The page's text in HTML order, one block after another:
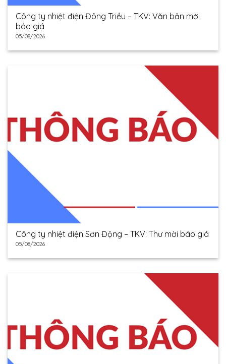
Công ty nhiệt điện Đông Triều – TKV: Văn bản mời
báo giá
05/08/2026
Công ty nhiệt điện Sơn Động – TKV: Thư mời báo giá
05/08/2026